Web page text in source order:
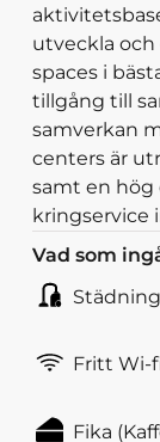
utveckla
spaces i
tillgång till
samverkan
centers är
samt en hög
kringservice
Vad som
Städning
Fritt Wi-
Fika